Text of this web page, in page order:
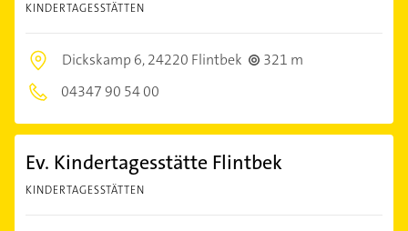
KINDERTAGESSTÄTTEN
Dickskamp 6,24220 Flintbek
321 m
04347 90 54 00
Ev. Kindertagesstätte Flintbek
KINDERTAGESSTÄTTEN